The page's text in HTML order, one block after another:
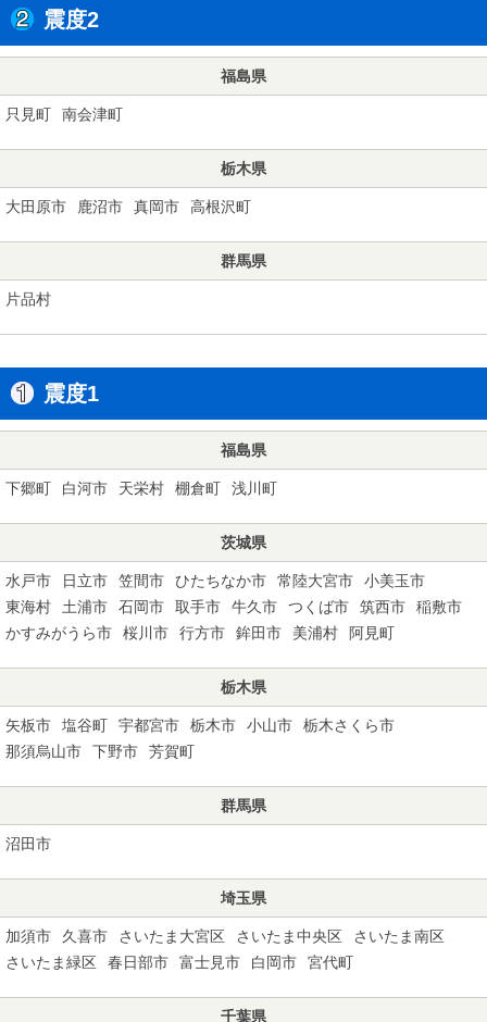
震度2
福島県
只見町 南会津町
栃木県
大田原市 鹿沼市 真岡市 高根沢町
群馬県
片品村
震度1
福島県
下郷町 白河市 天栄村 棚倉町 浅川町
茨城県
水戸市 日立市 笠間市 ひたちなか市 常陸大宮市
小美玉市
東海村
土浦市 石岡市 取手市 牛久市 つくば市 筑西市
稲敷市
かすみがうら市
桜川市 行方市 鉾田市 美浦村 阿見町
栃木県
矢板市 塩谷町 宇都宮市 栃木市 小山市
栃木さくら市
那須烏山市
下野市 芳賀町
群馬県
沼田市
埼玉県
加須市 久喜市 さいたま大宮区 さいたま中央区
さいたま南区
さいたま緑区
春日部市 富士見市 白岡市 宮代町
千葉県